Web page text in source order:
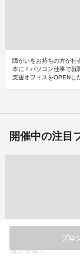
プロ
障がいをお持ちの方が社
本に！パソコン仕事で就
支援オフィスをOPENし
開催中の注目
【神戸公演】未来の
ィストを応援！あな
賞が育成...